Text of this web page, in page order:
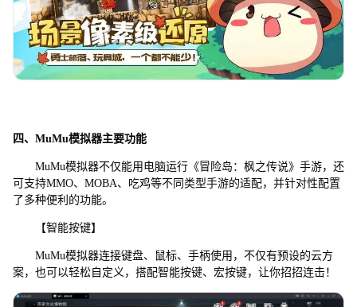
四、MuMu模拟器主要功能
MuMu模拟器不仅能用电脑运行《冒险岛：枫之传说》手游，还
可支持MMO、MOBA、吃鸡等不同类型手游的适配，并针对性配置
了多种便利的功能。
【智能按键】
MuMu模拟器连接键盘、鼠标、手柄使用，不仅有预设的云方
案，也可以轻松自定义，搭配智能按键、宏按键，让你招招连击！